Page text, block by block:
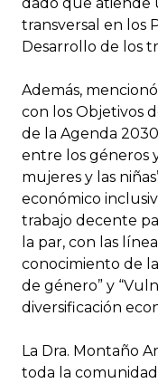
transversal en los
Desarrollo de los
Además,
con los Objetivos
de la Agenda
entre los géneros
mujeres y las
económico
trabajo decente
la par, con las
conocimiento de
de género” y
diversificación
La Dra. Montaño
toda la